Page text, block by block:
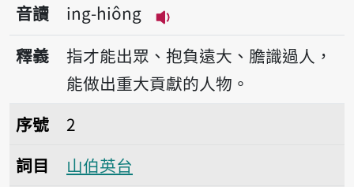
音讀
ing-hiông
播放音讀ing-hiông
釋義
指才能出眾、抱負遠大、膽識過人，
能做出重大貢獻的人物。
序號2山伯英台
序號
2
詞目
山伯英台